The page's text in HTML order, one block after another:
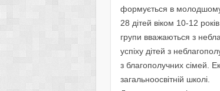
формується в
28 дiтей вiком 10-12
групи вважаються з
успiху дiтей з
з благополучних сiмей.
загальноосвiтнiй школi.